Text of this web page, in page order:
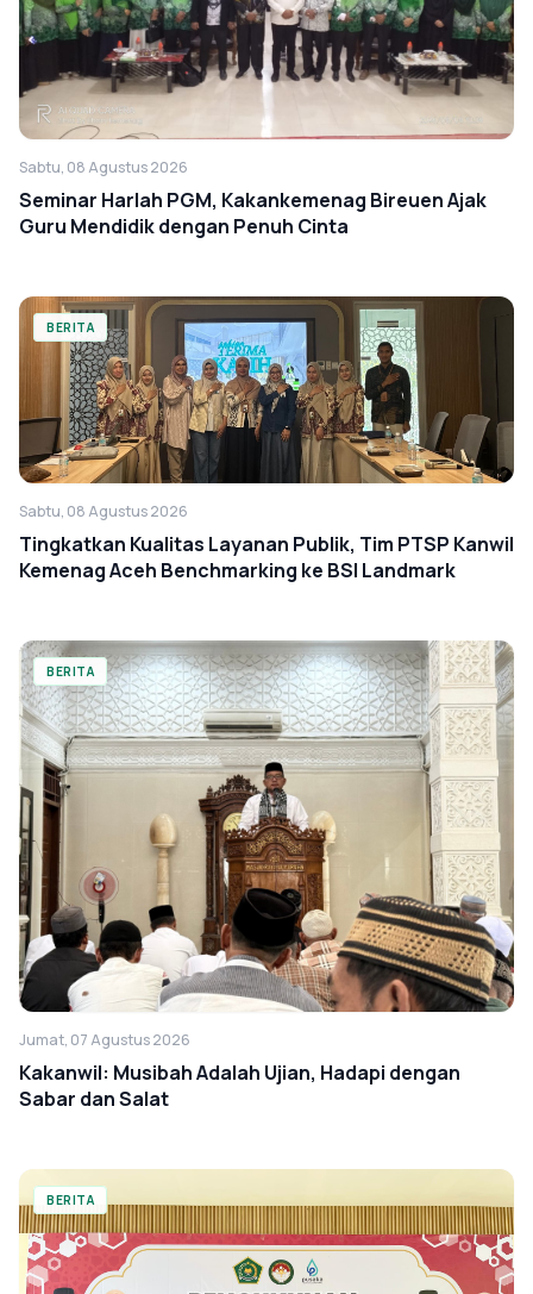
Sabtu, 08 Agustus 2026
Seminar Harlah PGM, Kakankemenag Bireuen Ajak
Guru Mendidik dengan Penuh Cinta
BERITA
Sabtu, 08 Agustus 2026
Tingkatkan Kualitas Layanan Publik, Tim PTSP Kanwil
Kemenag Aceh Benchmarking ke BSI Landmark
BERITA
Jumat, 07 Agustus 2026
Kakanwil: Musibah Adalah Ujian, Hadapi dengan
Sabar dan Salat
BERITA